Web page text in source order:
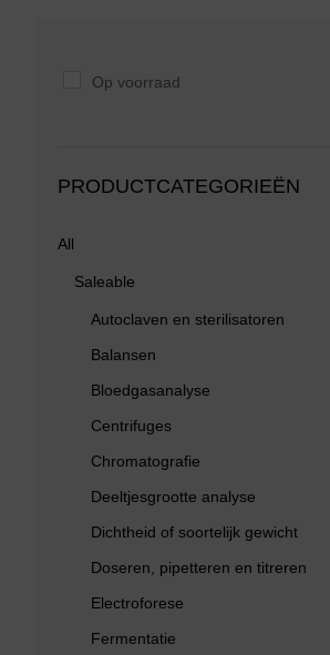
Op voorraad
PRODUCTCATEGORIEËN
All
Saleable
Autoclaven en sterilisatoren
Balansen
Bloedgasanalyse
Centrifuges
Chromatografie
Deeltjesgrootte analyse
Dichtheid of soortelijk gewicht
Doseren, pipetteren en titreren
Electroforese
Fermentatie